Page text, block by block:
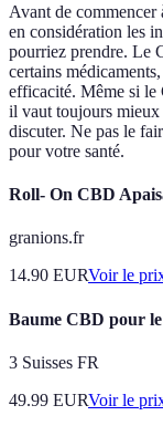
Avant de
en considération les
pourriez prendre. Le
certains
efficacité. Même si le
il vaut toujours mieux
discuter. Ne pas le
pour votre santé.
Roll- On CBD
granions.fr
14.90 EURVoir le
Baume CBD pour le
3 Suisses FR
49.99 EURVoir le